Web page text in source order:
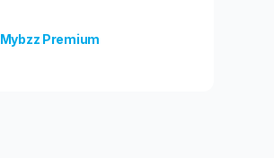
Mybzz Premium